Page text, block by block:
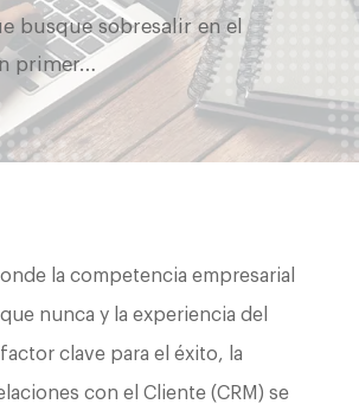
busque sobresalir en el
primer…
la competencia empresarial
nunca y la experiencia del
clave para el éxito, la
con el Cliente (CRM) se